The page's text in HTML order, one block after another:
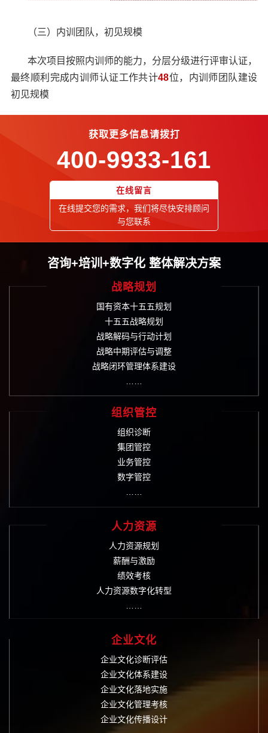
（三）内训团队，初见规模
本次项目按照内训师的能力，分层分级进行评审认证，
最终顺利完成内训师认证工作共计48位，内训师团队建设
初见规模
获取更多信息请拨打
400-9933-161
在线留言
在线提交您的需求，我们将尽快安排顾问
与您联系
咨询+培训+数字化 整体解决方案
战略规划
国有资本十五五规划
十五五战略规划
战略解码与行动计划
战略中期评估与调整
战略闭环管理体系建设
……
组织管控
组织诊断
集团管控
业务管控
数字管控
……
人力资源
人力资源规划
薪酬与激励
绩效考核
人力资源数字化转型
……
企业文化
企业文化诊断评估
企业文化体系建设
企业文化落地实施
企业文化管理考核
企业文化传播设计